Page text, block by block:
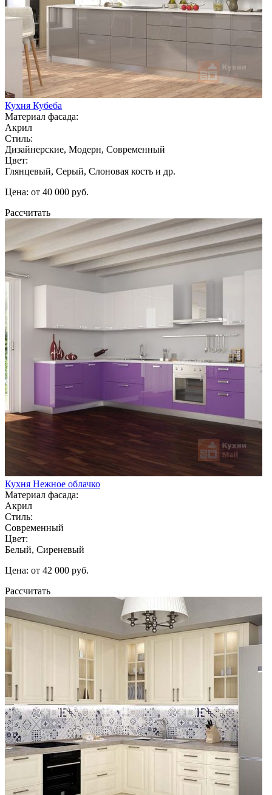
Кухня Кубеба
Материал фасада:
Акрил
Стиль:
Дизайнерские, Модерн, Современный
Цвет:
Глянцевый, Серый, Слоновая кость и др.
Цена: от 40 000 руб.
Рассчитать
Кухня Нежное облачко
Материал фасада:
Акрил
Стиль:
Современный
Цвет:
Белый, Сиреневый
Цена: от 42 000 руб.
Рассчитать